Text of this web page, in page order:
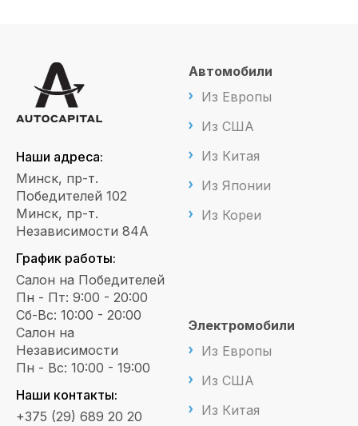
Наши адреса:
Минск, пр-т.
Победителей 102
Минск, пр-т.
Независимости 84А
График работы:
Салон на Победителей
Пн - Пт: 9:00 - 20:00
Сб-Вс: 10:00 - 20:00
Салон на
Независимости
Пн - Вс: 10:00 - 19:00
Наши контакты:
+375 (29) 689 20 20
Автомобили
Из Европы
Из США
Из Китая
Из Японии
Из Кореи
Электромобили
Из Европы
Из США
Из Китая